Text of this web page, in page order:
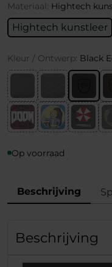
Materiaal: Hightech
Hightech kunstleer
Kleur / Ontwerp: Black
Op voorraad
Beschrijving
Beschrijving